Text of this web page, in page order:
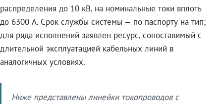
распределения до 10 кВ, на номинальные токи вплоть
до 6300 А. Срок службы системы — по паспорту на тип;
для ряда исполнений заявлен ресурс, сопоставимый с
длительной эксплуатацией кабельных линий в
аналогичных условиях.
Ниже представлены линейки токопроводов с